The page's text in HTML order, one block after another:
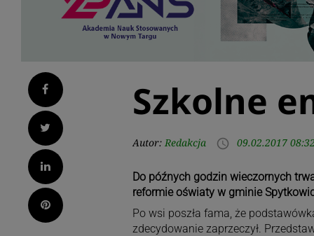
Facebook
Twitter
LinkedIn
Pinterest
Szkolne
Autor: Redakcja access_time 09.02.2017
Do późnych godzin wieczornych
reformie oświaty w gminie
Po wsi poszła fama, że
zdecydowanie zaprzeczył.